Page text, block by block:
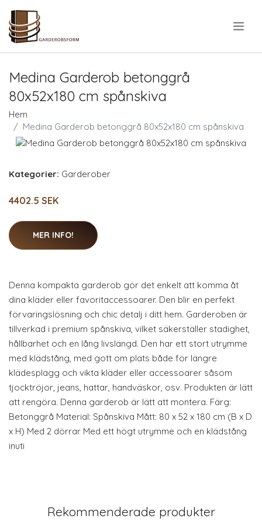
Medina Garderob betonggrå
80x52x180 cm spånskiva
Hem
Medina Garderob betonggrå 80x52x180 cm spånskiva
Kategorier: Garderober
4402.5 SEK
MER INFO!
Denna kompakta garderob gör det enkelt att komma åt
dina kläder eller favoritaccessoarer. Den blir en perfekt
förvaringslösning och chic detalj i ditt hem. Garderoben är
tillverkad i premium spånskiva, vilket säkerställer stadighet,
hållbarhet och en lång livslängd. Den har ett stort utrymme
med klädstång, med gott om plats både för längre
klädesplagg och vikta kläder eller accessoarer såsom
tjocktröjor, jeans, hattar, handväskor, osv. Produkten är lätt
att rengöra. Denna garderob är lätt att montera. Färg:
Betonggrå Material: Spånskiva Mått: 80 x 52 x 180 cm (B x D
x H) Med 2 dörrar Med ett högt utrymme och en klädstång
inuti
Rekommenderade produkter